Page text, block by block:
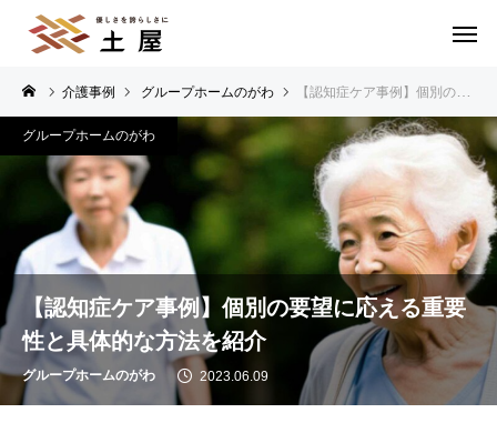
介護事例 グループホームのがわ 【認知症ケア事例】個別の要望に応える重要性と具体的な方法を紹介
【認知症ケア事例】個別の要望に応える重要
性と具体的な方法を紹介
グループホームのがわ 2023.06.09
グループホームのがわ